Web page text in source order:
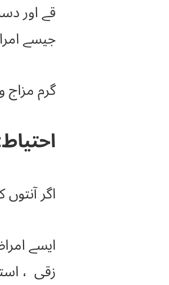
قے اور
جیسے
گرم
اگر
ایسے